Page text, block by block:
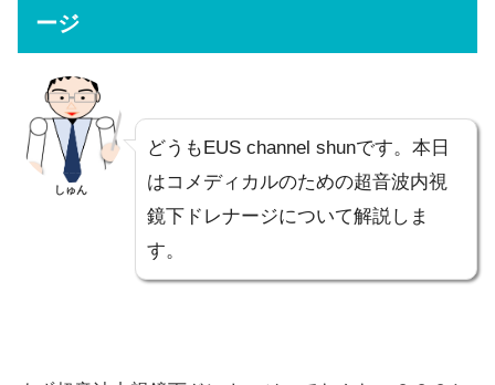
ージ
しゅん
どうもEUS channel shunです。本日
はコメディカルのための超音波内視
鏡下ドレナージについて解説しま
す。